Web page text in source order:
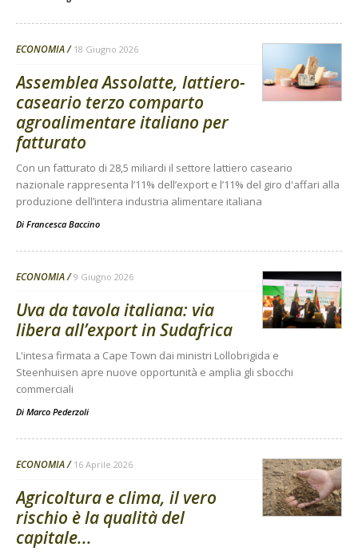
ECONOMIA 18 Giugno 2026
Assemblea Assolatte, lattiero-
caseario terzo comparto
agroalimentare italiano per
fatturato
Con un fatturato di 28,5 miliardi il settore lattiero caseario
nazionale rappresenta l’11% dell’export e l’11% del giro d'affari alla
produzione dell’intera industria alimentare italiana
Di Francesca Baccino
ECONOMIA 9 Giugno 2026
Uva da tavola italiana: via
libera all’export in Sudafrica
L'intesa firmata a Cape Town dai ministri Lollobrigida e
Steenhuisen apre nuove opportunità e amplia gli sbocchi
commerciali
Di Marco Pederzoli
ECONOMIA 16 Aprile 2026
Agricoltura e clima, il vero
rischio è la qualità del
capitale...